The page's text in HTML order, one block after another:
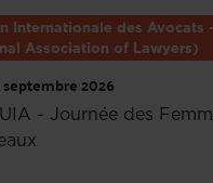
Internationale des Avocats -
Association of Lawyers)
2026
- Journée des